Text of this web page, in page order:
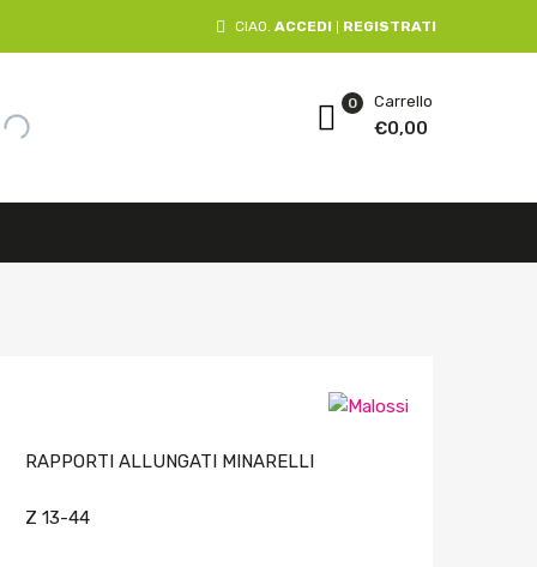
CIAO. ACCEDI REGISTRATI
Carrello
€0,00
0
RAPPORTI ALLUNGATI MINARELLI
Z 13-44